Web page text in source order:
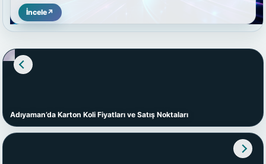
İncele↗
Adıyaman’da Karton Koli Fiyatları ve Satış Noktaları